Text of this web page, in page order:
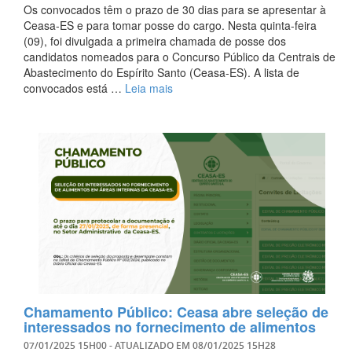
Os convocados têm o prazo de 30 dias para se apresentar à
Ceasa-ES e para tomar posse do cargo. Nesta quinta-feira
(09), foi divulgada a primeira chamada de posse dos
candidatos nomeados para o Concurso Público da Centrais de
Abastecimento do Espírito Santo (Ceasa-ES). A lista de
convocados está … Leia mais
Chamamento Público: Ceasa abre seleção de
interessados no fornecimento de alimentos
07/01/2025 15H00- ATUALIZADO EM 08/01/2025 15H28